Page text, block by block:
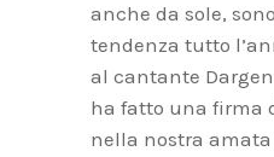
anche da sole,
tendenza tutto
al cantante
ha fatto una firma
nella nostra